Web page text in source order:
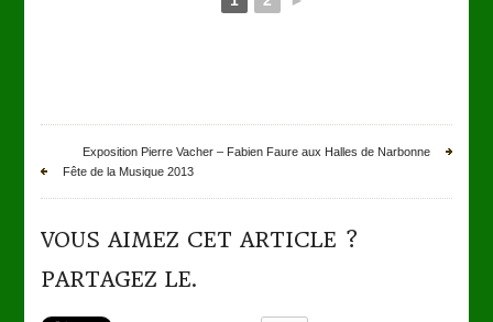
Exposition Pierre Vacher – Fabien Faure aux Halles de Narbonne
Fête de la Musique 2013
VOUS AIMEZ CET ARTICLE ?
PARTAGEZ LE.